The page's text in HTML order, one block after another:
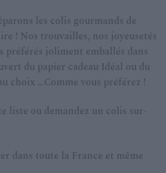
les colis gourmands de
! Nos trouvailles, nos joyeusetés
préférés joliment emballés dans
du papier cadeau Idéal ou du
choix …Comme vous préférez !
liste ou demandez un colis sur-
dans toute la France et même